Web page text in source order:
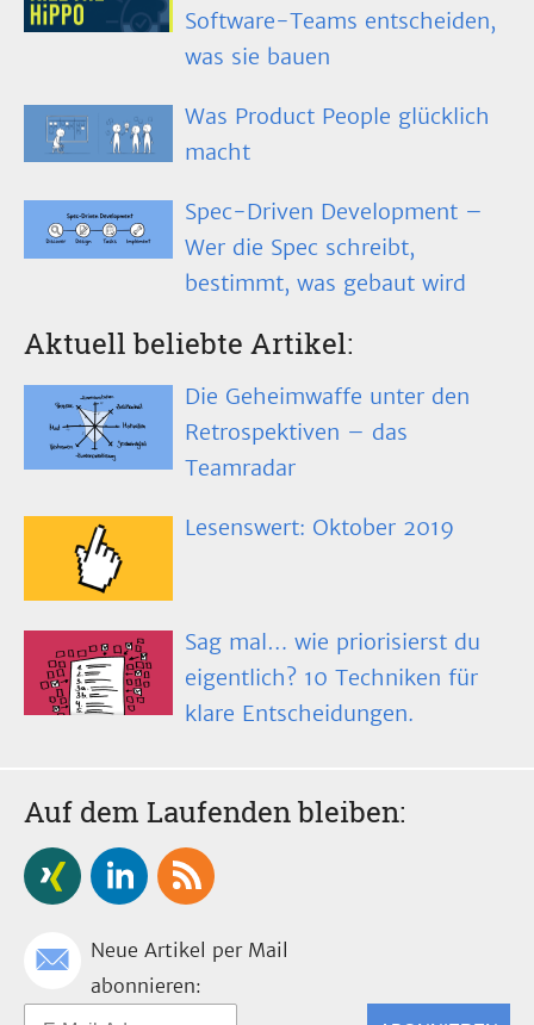
Software-Teams entscheiden,
was sie bauen
Was Product People glücklich
macht
Spec-Driven Development –
Wer die Spec schreibt,
bestimmt, was gebaut wird
Aktuell beliebte Artikel:
Die Geheimwaffe unter den
Retrospektiven – das
Teamradar
Lesenswert: Oktober 2019
Sag mal… wie priorisierst du
eigentlich? 10 Techniken für
klare Entscheidungen.
Auf dem Laufenden bleiben:
Neue Artikel per Mail
abonnieren: